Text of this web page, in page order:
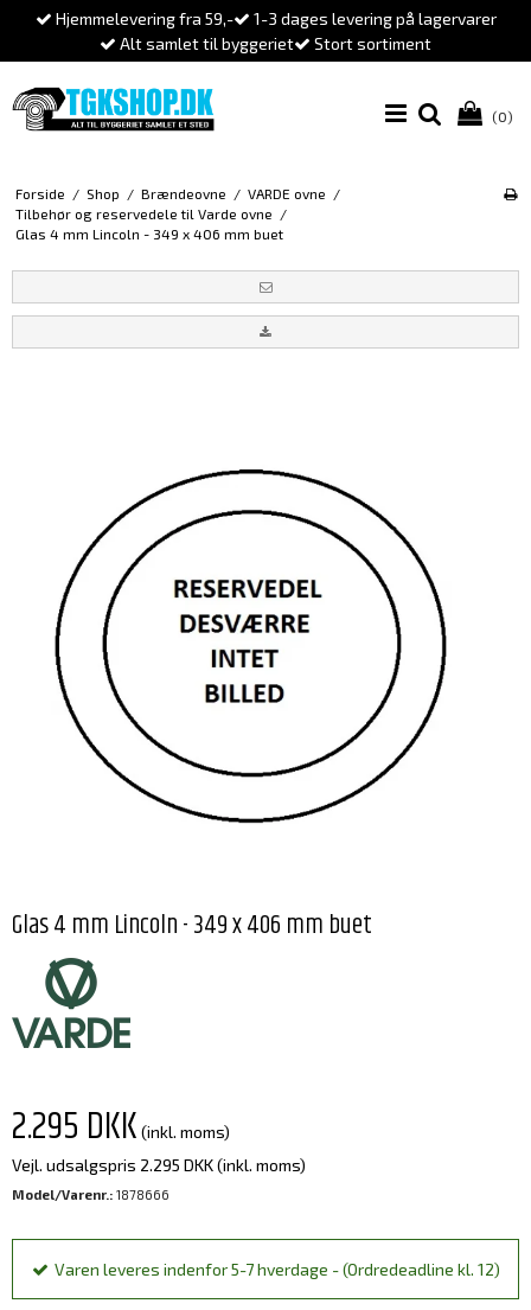
Hjemmelevering fra 59,-
1-3 dages levering på lagervarer
Alt samlet til byggeriet
Stort sortiment
(0)
Forside / Shop / Brændeovne / VARDE ovne /
Tilbehør og reservedele til Varde ovne /
Glas 4 mm Lincoln - 349 x 406 mm buet
Glas 4 mm Lincoln - 349 x 406 mm buet
2.295 DKK (inkl. moms)
Vejl. udsalgspris 2.295 DKK(inkl. moms)
Model/Varenr.: 1878666
Varen leveres indenfor 5-7 hverdage - (Ordredeadline kl. 12)